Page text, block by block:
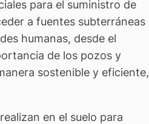
para el suministro de
a fuentes subterráneas
humanas, desde el
de los pozos y
sostenible y eficiente,
en el suelo para